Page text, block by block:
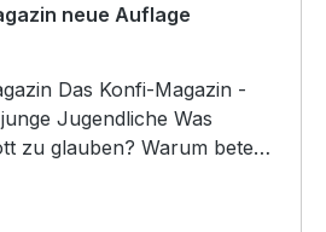
neue Auflage
-
Jugendliche Was
zu glauben? Warum beten